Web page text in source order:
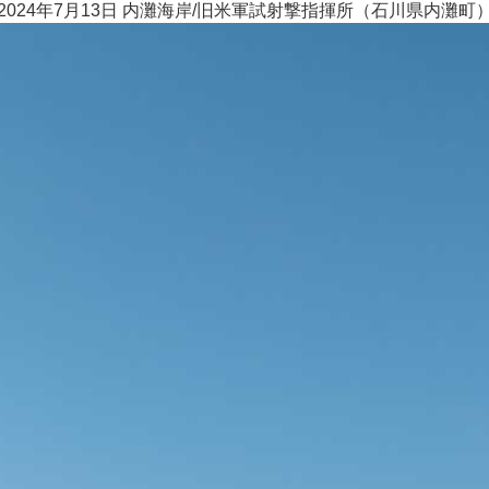
年7月13日 内灘海岸/旧米軍試射撃指揮所（石川県内灘町